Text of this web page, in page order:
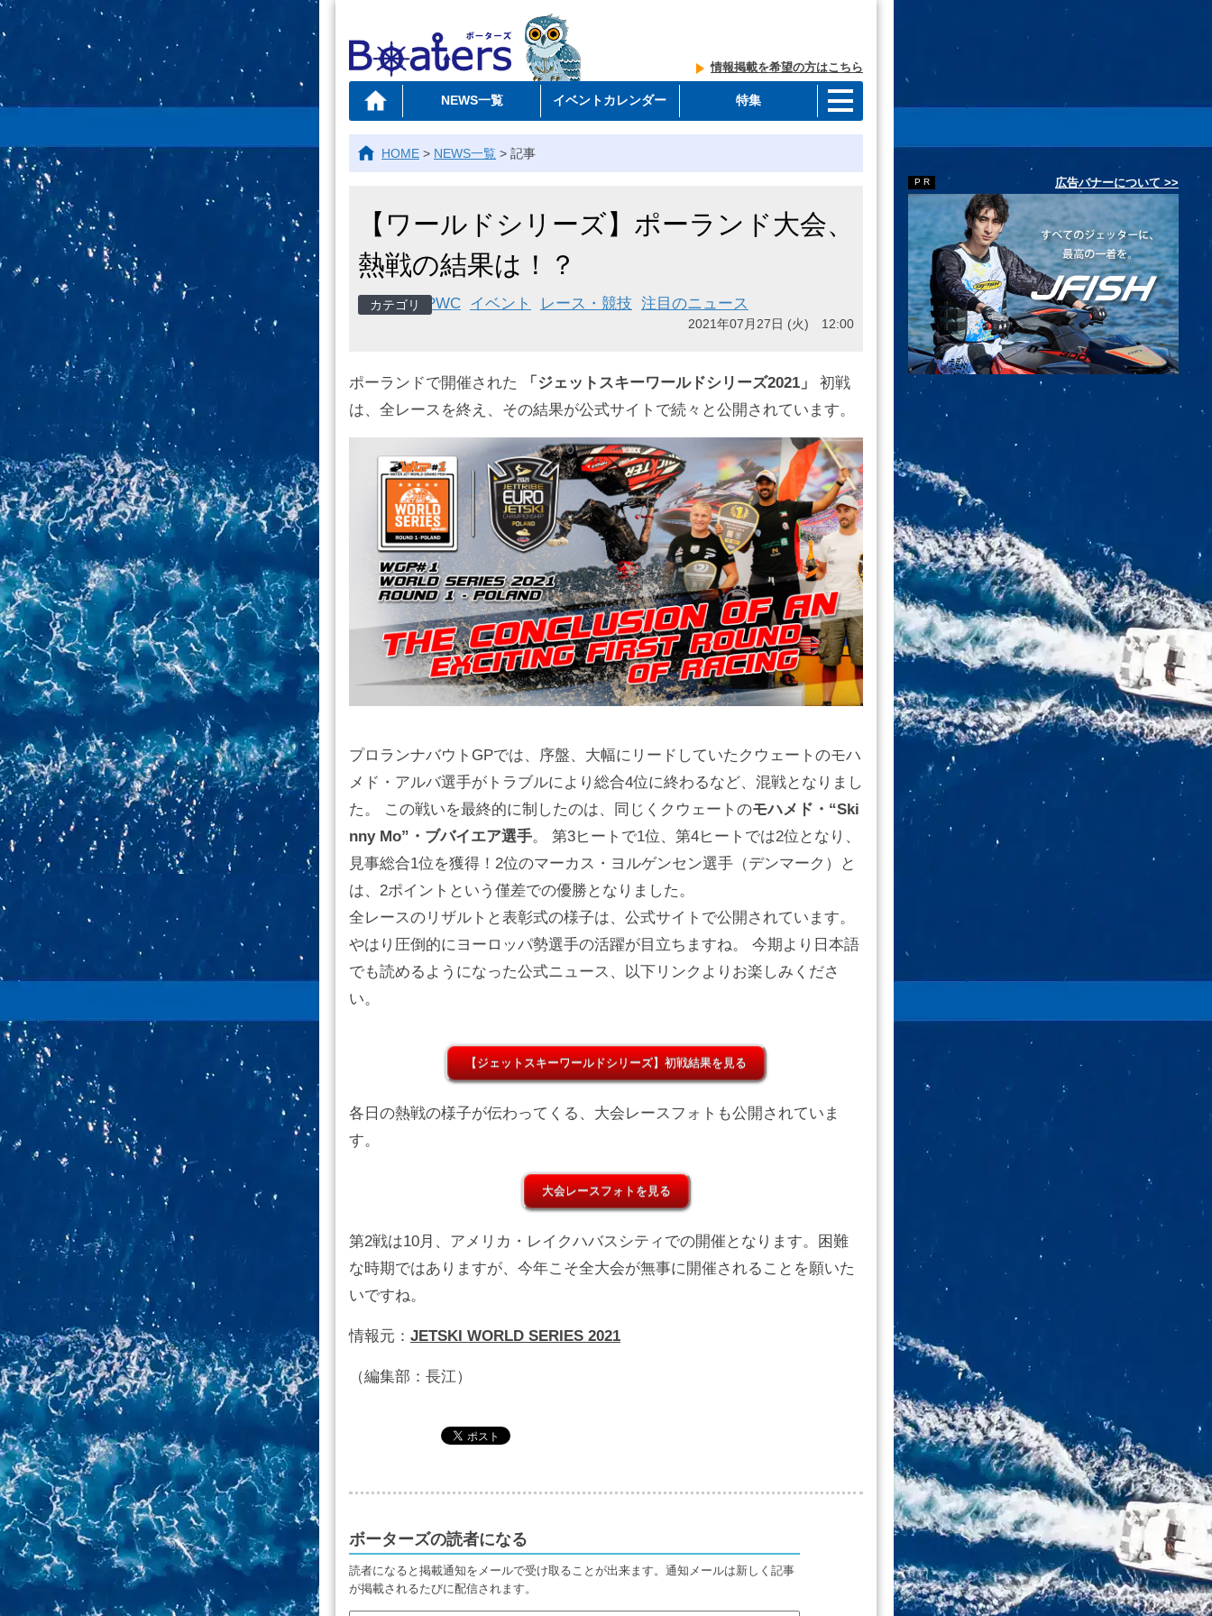
情報掲載を希望の方はこちら
NEWS一覧 イベントカレンダー 特集
広告バナーについて >>
HOME > NEWS一覧 > 記事
【ワールドシリーズ】ポーランド大会、
熱戦の結果は！？
PWC イベント レース・競技 注目のニュース
2021年07月27日 (火) 12:00
ポーランドで開催された 「ジェットスキーワールドシリーズ2021」 初戦
は、全レースを終え、その結果が公式サイトで続々と公開されています。
プロランナバウトGPでは、序盤、大幅にリードしていたクウェートのモハ
メド・アルバ選手がトラブルにより総合4位に終わるなど、混戦となりまし
た。 この戦いを最終的に制したのは、同じくクウェートのモハメド・“Ski
nny Mo”・ブバイエア選手。 第3ヒートで1位、第4ヒートでは2位となり、
見事総合1位を獲得！2位のマーカス・ヨルゲンセン選手（デンマーク）と
は、2ポイントという僅差での優勝となりました。
全レースのリザルトと表彰式の様子は、公式サイトで公開されています。
やはり圧倒的にヨーロッパ勢選手の活躍が目立ちますね。 今期より日本語
でも読めるようになった公式ニュース、以下リンクよりお楽しみくださ
い。
【ジェットスキーワールドシリーズ】初戦結果を見る
各日の熱戦の様子が伝わってくる、大会レースフォトも公開されていま
す。
大会レースフォトを見る
第2戦は10月、アメリカ・レイクハバスシティでの開催となります。困難
な時期ではありますが、今年こそ全大会が無事に開催されることを願いた
いですね。
情報元： JETSKI WORLD SERIES 2021
（編集部：長江）
ボーターズの読者になる
読者になると掲載通知をメールで受け取ることが出来ます。通知メールは新しく記事
が掲載されるたびに配信されます。